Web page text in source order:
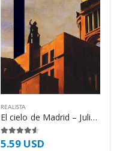
REALISTA
El cielo de Madrid – Julio Llamazares
4.50de 5
5.59 USD